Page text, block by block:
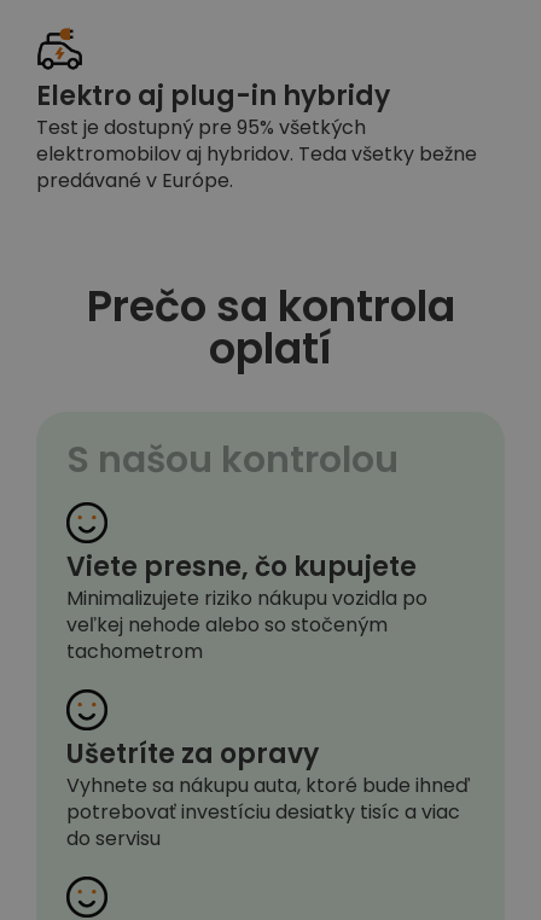
Elektro aj plug-in hybridy
Test je dostupný pre 95% všetkých
elektromobilov aj hybridov. Teda všetky bežne
predávané v Európe.
Prečo sa kontrola
oplatí
S našou kontrolou
Viete presne, čo kupujete
Minimalizujete riziko nákupu vozidla po
veľkej nehode alebo so stočeným
tachometrom
Ušetríte za opravy
Vyhnete sa nákupu auta, ktoré bude ihneď
potrebovať investíciu desiatky tisíc a viac
do servisu